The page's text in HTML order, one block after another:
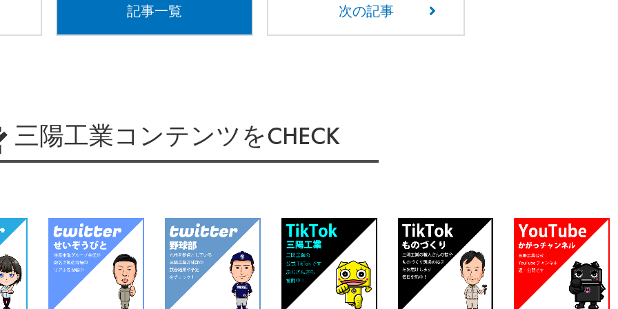
次の記事
記事一覧
三陽工業コンテンツをCHECK